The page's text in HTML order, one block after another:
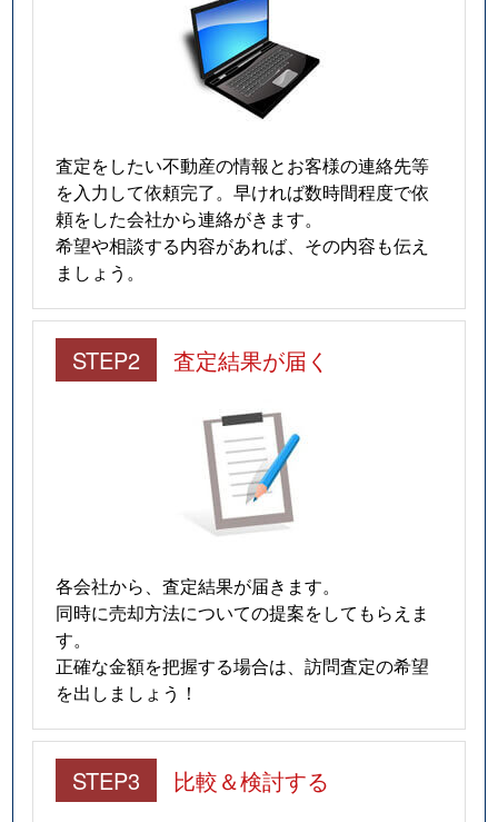
査定をしたい不動産の情報とお客様の連絡先等
を入力して依頼完了。早ければ数時間程度で依
頼をした会社から連絡がきます。
希望や相談する内容があれば、その内容も伝え
ましょう。
STEP2 査定結果が届く
各会社から、査定結果が届きます。
同時に売却方法についての提案をしてもらえま
す。
正確な金額を把握する場合は、訪問査定の希望
を出しましょう！
STEP3 比較＆検討する